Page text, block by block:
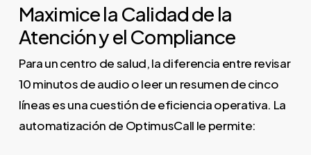
Maximice la Calidad de la
Atención y el Compliance
Para un centro de salud, la diferencia entre revisar
10 minutos de audio o leer un resumen de cinco
líneas es una cuestión de eficiencia operativa. La
automatización de OptimusCall le permite: